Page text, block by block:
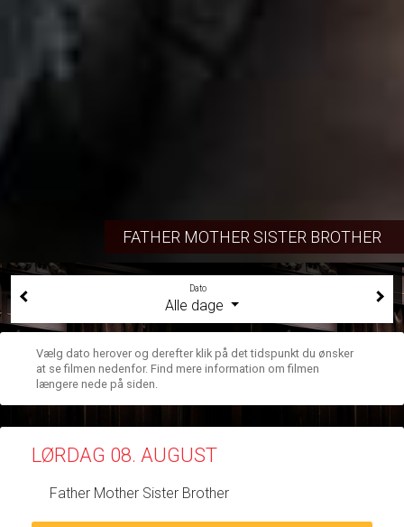
FATHER MOTHER SISTER BROTHER
Dato
Alle dage
Vælg dato herover og derefter klik på det tidspunkt du ønsker
at se filmen nedenfor. Find mere information om filmen
længere nede på siden.
LØRDAG 08. AUGUST
Father Mother Sister Brother